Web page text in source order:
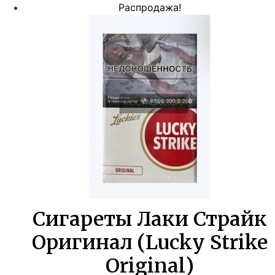
цена
1680,00 ₽.
цена:
Распродажа!
Сигареты Лаки Страйк
Оригинал (Lucky Strike
Original)